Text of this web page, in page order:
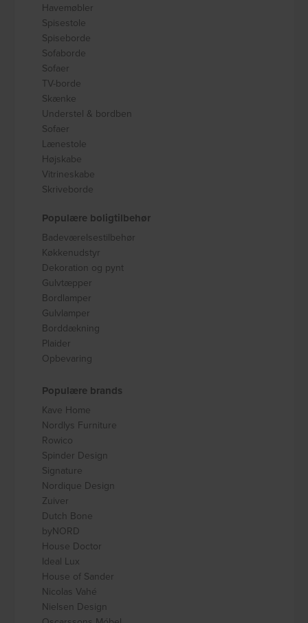
Havemøbler
Spisestole
Spiseborde
Sofaborde
Sofaer
TV-borde
Skænke
Understel & bordben
Sofaer
Lænestole
Højskabe
Vitrineskabe
Skriveborde
Populære boligtilbehør
Badeværelsestilbehør
Køkkenudstyr
Dekoration og pynt
Gulvtæpper
Bordlamper
Gulvlamper
Borddækning
Plaider
Opbevaring
Populære brands
Kave Home
Nordlys Furniture
Rowico
Spinder Design
Signature
Nordique Design
Zuiver
Dutch Bone
byNORD
House Doctor
Ideal Lux
House of Sander
Nicolas Vahé
Nielsen Design